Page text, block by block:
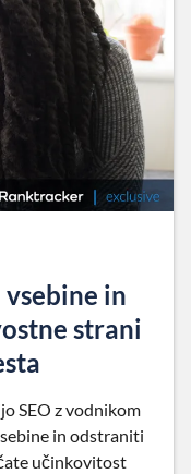
in
strani
SEO z vodnikom
in odstraniti
učinkovitost